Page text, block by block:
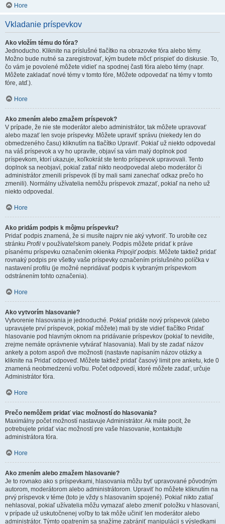
Hore
Vkladanie príspevkov
Ako vložím tému do fóra?
Jednoducho. Kliknite na príslušné tlačítko na obrazovke fóra alebo témy.
Možno bude nutné sa zaregistrovať, kým budete môcť prispieť do diskusie. To,
čo vám je povolené môžete vidieť na spodnej časti fóra alebo témy (napr.
Môžete zakladať nové témy v tomto fóre, Môžete odpovedať na témy v tomto
fóre, atď.).
Hore
Ako zmením alebo zmažem príspevok?
V prípade, že nie ste moderátor alebo administrátor, tak môžete upravovať
alebo mazať len svoje príspevky. Môžete upraviť správu (niekedy len do
obmedzeného času) kliknutím na tlačítko Upraviť. Pokiaľ už niekto odpovedal
na váš príspevok a vy ho upravíte, objaví sa vám malý doplnok pod
príspevkom, ktorí ukazuje, koľkokrát ste tento príspevok upravovali. Tento
doplnok sa neobjaví, pokiaľ zatiaľ nikto neodpovedal alebo moderátor či
administrátor zmenili príspevok (tí by mali sami zanechať odkaz prečo ho
zmenili). Normálny užívatelia nemôžu príspevok zmazať, pokiaľ na neho už
niekto odpovedal.
Hore
Ako pridám podpis k môjmu príspevku?
Pridať podpis znamená, že si musíte najprv nie aký vytvoriť. To urobíte cez
stránku Profil v používateľskom panely. Podpis môžete pridať k práve
písanému príspevku označením okienka Pripojiť podpis. Môžete taktiež pridať
rovnaký podpis pre všetky vaše príspevky označením príslušného políčka v
nastavení profilu (je možné nepridávať podpis k vybraným príspevkom
odstránením tohto označenia).
Hore
Ako vytvorím hlasovanie?
Vytvorenie hlasovania je jednoduché. Pokiaľ pridáte nový príspevok (alebo
upravujete prví príspevok, pokiaľ môžete) mali by ste vidieť tlačítko Pridať
hlasovanie pod hlavným oknom na pridávanie príspevkov (pokiaľ to nevidíte,
zrejme nemáte oprávnenie vytvárať hlasovania). Mali by ste zadať názov
ankety a potom aspoň dve možnosti (nastavte napísaním názov otázky a
kliknite na Pridať odpoveď. Môžete taktiež pridať časový limit pre anketu, kde 0
znamená neobmedzenú voľbu. Počet odpovedí, ktoré môžete zadať, určuje
Administrátor fóra.
Hore
Prečo nemôžem pridať viac možností do hlasovania?
Maximálny počet možností nastavuje Administrátor. Ak máte pocit, že
potrebujete pridať viac možností pre vaše hlasovanie, kontaktujte
administrátora fóra.
Hore
Ako zmením alebo zmažem hlasovanie?
Je to rovnako ako s príspevkami, hlasovania môžu byť upravované pôvodným
autorom, moderátorom alebo administrátorom. Upraviť ho môžete kliknutím na
prvý príspevok v téme (toto je vždy s hlasovaním spojené). Pokiaľ nikto zatiaľ
nehlasoval, pokiaľ užívatelia môžu vymazať alebo zmeniť položku v hlasovaní,
v prípade už uskutočnenej voľby to tak môže učiniť len moderátor alebo
administrátor. Týmto opatrením sa snažíme zabrániť manipulácii s výsledkami